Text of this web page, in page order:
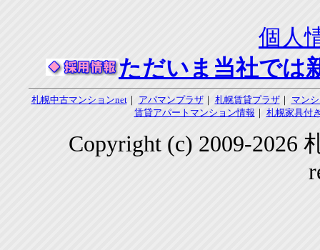
個人
ただいま当社では
札幌中古マンションnet｜ アパマンプラザ｜ 札幌賃貸プラザ｜ マン
賃貸アパートマンション情報 ｜ 札幌家具付
Copyright (c) 2009-2026